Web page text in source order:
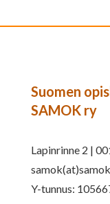
Suomen
SAMOK ry
Lapinrinne 2 |
Y-tunnus: